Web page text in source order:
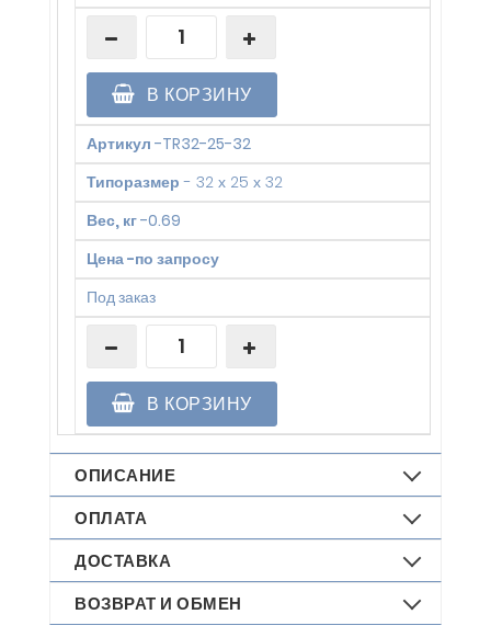
В КОРЗИНУ
Артикул -TR32-25-32
Типоразмер - 32 х 25 х 32
Вес, кг-0.69
Цена-по запросу
Под заказ
В КОРЗИНУ
ОПИСАНИЕ
ОПЛАТА
ДОСТАВКА
ВОЗВРАТ И ОБМЕН